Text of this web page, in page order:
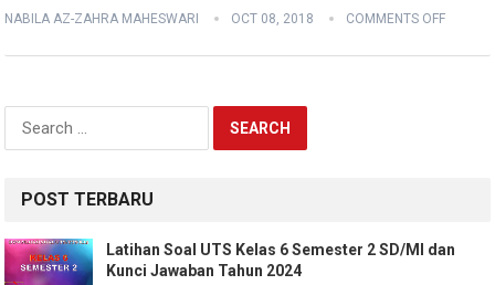
NABILA AZ-ZAHRA MAHESWARI OCT 08, 2018 COMMENTS OFF
Search
for:
POST TERBARU
Latihan Soal UTS Kelas 6 Semester 2 SD/MI dan
Kunci Jawaban Tahun 2024